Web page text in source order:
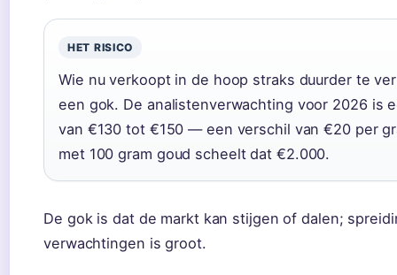
HET RISICO
Wie nu verkoopt in de hoop straks duurder te
een gok. De analistenverwachting voor 2026 is
van €130 tot €150 — een verschil van €20 per
met 100 gram goud scheelt dat €2.000.
De gok is dat de markt kan stijgen of dalen;
verwachtingen is groot.